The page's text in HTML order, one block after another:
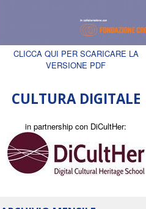
CLICCA QUI PER SCARICARE LA
VERSIONE PDF
CULTURA DIGITALE
in partnership con DiCultHer: